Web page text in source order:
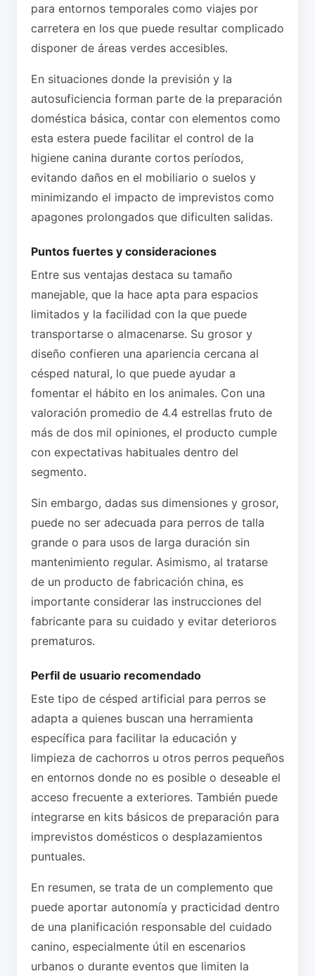
para entornos temporales como viajes por
carretera en los que puede resultar complicado
disponer de áreas verdes accesibles.
En situaciones donde la previsión y la
autosuficiencia forman parte de la preparación
doméstica básica, contar con elementos como
esta estera puede facilitar el control de la
higiene canina durante cortos períodos,
evitando daños en el mobiliario o suelos y
minimizando el impacto de imprevistos como
apagones prolongados que dificulten salidas.
Puntos fuertes y consideraciones
Entre sus ventajas destaca su tamaño
manejable, que la hace apta para espacios
limitados y la facilidad con la que puede
transportarse o almacenarse. Su grosor y
diseño confieren una apariencia cercana al
césped natural, lo que puede ayudar a
fomentar el hábito en los animales. Con una
valoración promedio de 4.4 estrellas fruto de
más de dos mil opiniones, el producto cumple
con expectativas habituales dentro del
segmento.
Sin embargo, dadas sus dimensiones y grosor,
puede no ser adecuada para perros de talla
grande o para usos de larga duración sin
mantenimiento regular. Asimismo, al tratarse
de un producto de fabricación china, es
importante considerar las instrucciones del
fabricante para su cuidado y evitar deterioros
prematuros.
Perfil de usuario recomendado
Este tipo de césped artificial para perros se
adapta a quienes buscan una herramienta
específica para facilitar la educación y
limpieza de cachorros u otros perros pequeños
en entornos donde no es posible o deseable el
acceso frecuente a exteriores. También puede
integrarse en kits básicos de preparación para
imprevistos domésticos o desplazamientos
puntuales.
En resumen, se trata de un complemento que
puede aportar autonomía y practicidad dentro
de una planificación responsable del cuidado
canino, especialmente útil en escenarios
urbanos o durante eventos que limiten la